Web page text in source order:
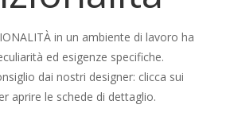
in un ambiente di lavoro ha
ed esigenze specifiche.
dai nostri designer: clicca sui
aprire le schede di dettaglio.